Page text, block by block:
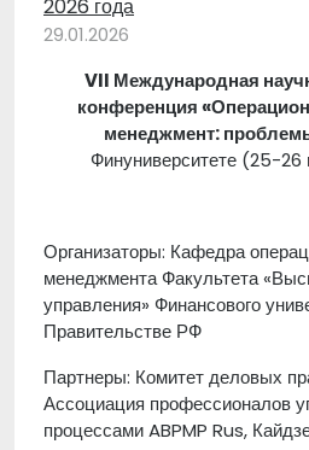
2026 года
29.01.2026
VII Международная
конференция
менеджмент:
Финуниверситете (25-26
Организаторы: Кафедра
менеджмента Факультета
управления» Финансового
Правительстве РФ
Партнеры: Комитет деловых
Ассоциация профессионалов
процессами ABPMP Rus,